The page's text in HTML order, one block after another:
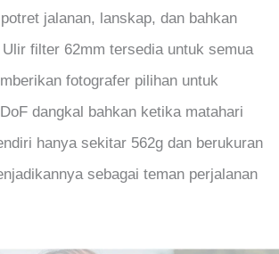
jalanan, lanskap, dan bahkan
filter 62mm tersedia untuk semua
fotografer pilihan untuk
dangkal bahkan ketika matahari
hanya sekitar 562g dan berukuran
sebagai teman perjalanan